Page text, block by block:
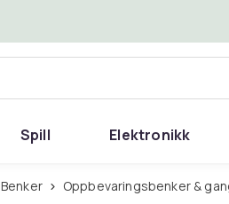
Spill Elektronikk
Benker Oppbevaringsbenker &